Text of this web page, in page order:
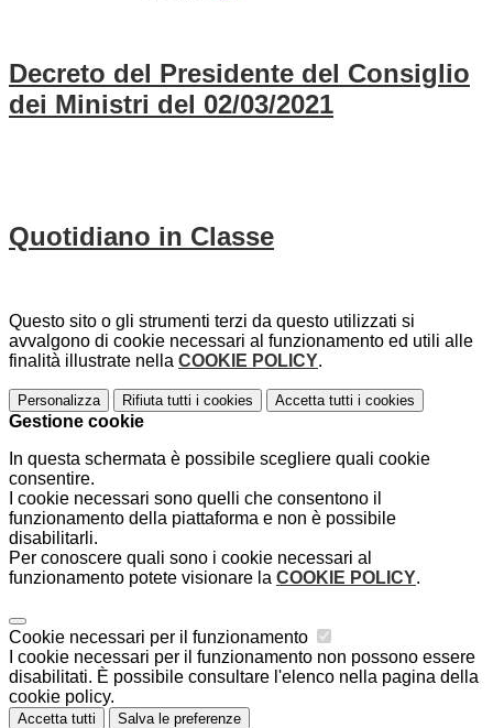
Decreto del Presidente del Consiglio
dei Ministri del 02/03/2021
Quotidiano in Classe
Questo sito o gli strumenti terzi da questo utilizzati si
avvalgono di cookie necessari al funzionamento ed utili alle
finalità illustrate nella COOKIE POLICY.
Personalizza Rifiuta tutti i cookies Accetta tutti i cookies
Gestione cookie
In questa schermata è possibile scegliere quali cookie
consentire.
I cookie necessari sono quelli che consentono il
funzionamento della piattaforma e non è possibile
disabilitarli.
Per conoscere quali sono i cookie necessari al
funzionamento potete visionare la COOKIE POLICY.
Cookie necessari per il funzionamento
I cookie necessari per il funzionamento non possono essere
disabilitati. È possibile consultare l'elenco nella pagina della
cookie policy.
Accetta tutti Salva le preferenze